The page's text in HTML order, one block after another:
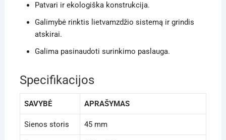
Patvari ir ekologiška konstrukcija.
Galimybė rinktis lietvamzdžio sistemą ir grindis
atskirai.
Galima pasinaudoti surinkimo paslauga.
Specifikacijos
SAVYBĖ APRAŠYMAS
Sienos storis 45 mm